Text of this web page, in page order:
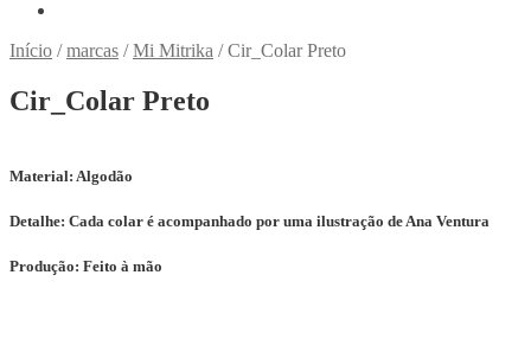
Início /marcas /Mi Mitrika /Cir_Colar Preto
Cir_Colar Preto
Material: Algodão
Detalhe: Cada colar é acompanhado por uma ilustração de Ana Ventura
Produção: Feito à mão